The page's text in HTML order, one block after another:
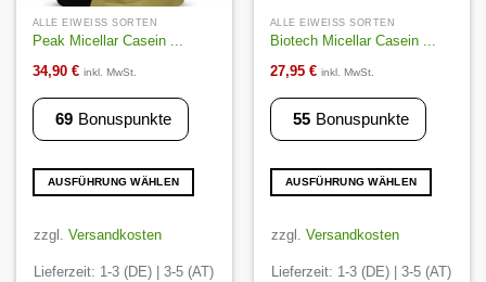
ALLE EIWEISS SORTEN
Peak Micellar Casein ...
34,90 € inkl. MwSt.
69 Bonuspunkte
AUSFÜHRUNG WÄHLEN
Produkt
mehrere
zzgl. Versandkosten
Lieferzeit: 1-3 (DE) | 3-5 (AT)
ALLE EIWEISS SORTEN
Biotech Micellar Casein ...
27,95 € inkl. MwSt.
55 Bonuspunkte
AUSFÜHRUNG WÄHLEN
Produkt
mehrere
zzgl. Versandkosten
Lieferzeit: 1-3 (DE) | 3-5 (AT)